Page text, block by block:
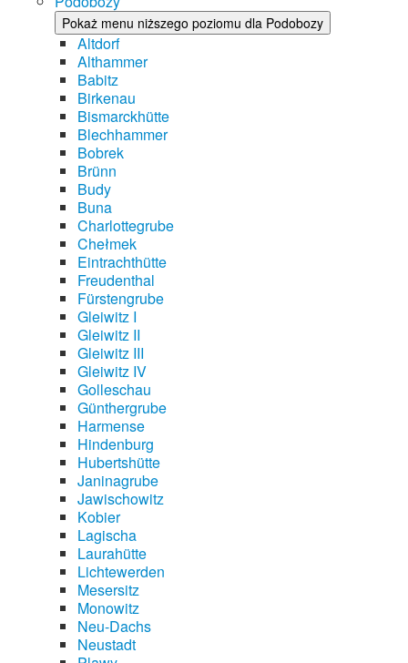
Pokaż menu niższego poziomu dla Podobozy
Altdorf
Althammer
Babitz
Birkenau
Bismarckhütte
Blechhammer
Bobrek
Brünn
Budy
Buna
Charlottegrube
Chełmek
Eintrachthütte
Freudenthal
Fürstengrube
Gleiwitz I
Gleiwitz II
Gleiwitz III
Gleiwitz IV
Golleschau
Günthergrube
Harmense
Hindenburg
Hubertshütte
Janinagrube
Jawischowitz
Kobier
Lagischa
Laurahütte
Lichtewerden
Mesersitz
Monowitz
Neu-Dachs
Neustadt